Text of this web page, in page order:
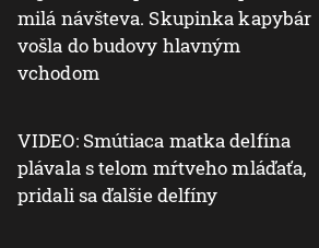
milá návšteva. Skupinka kapybár
vošla do budovy hlavným
vchodom
VIDEO: Smútiaca matka delfína
plávala s telom mŕtveho mláďaťa,
pridali sa ďalšie delfíny